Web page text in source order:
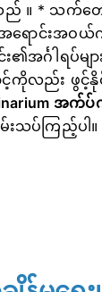
ည် ။ * သက်တ
ောင်းအဝ
အင်္ဂါရပ်မ
င့်ကိုလည်း ဖွင့်
အက်
သပ်ကြည့်ပါ။